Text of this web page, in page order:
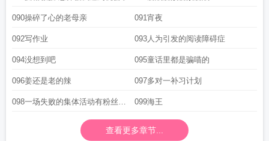
090操碎了心的老母亲 091宵夜
092写作业 093人为引发的阅读障碍症
094没想到吧 095童话里都是骗喵的
096姜还是老的辣 097多对一补习计划
098一场失败的集体活动有粉丝称 099海王
查看更多章节...